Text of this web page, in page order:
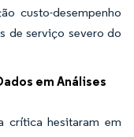
custo-desempenho
de serviço severo do
em Análises
crítica hesitaram em